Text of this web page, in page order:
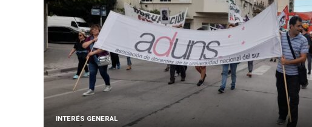
INTERÉS GENERAL